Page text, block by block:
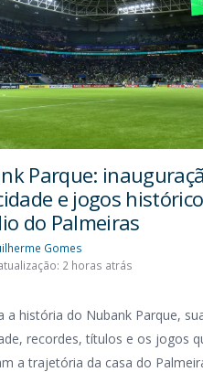
Parque:
e jogos
do Palmeiras
Gomes
2 horas atrás
a história do Nubank Parque,
recordes, títulos e os jogos
a trajetória da casa do